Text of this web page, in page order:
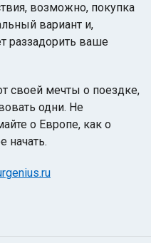
возможно, покупка
вариант и,
раззадорить ваше
своей мечты о поездке,
одни. Не
о Европе, как о
начать.